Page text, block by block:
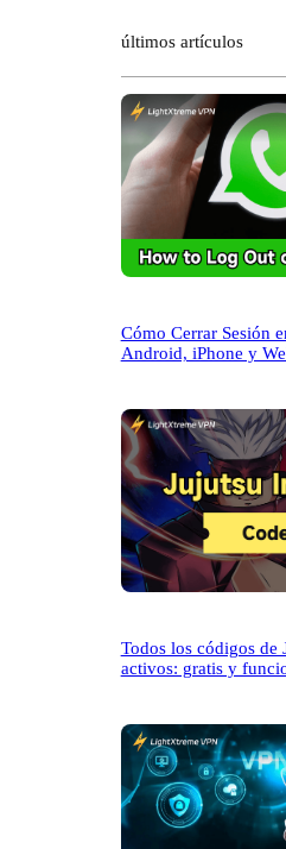
últimos artículos
Cómo Cerrar Sesión
Android, iPhone y
Todos los códigos de
activos: gratis y